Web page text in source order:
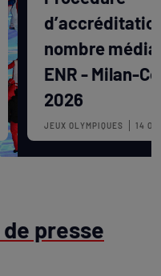
nombre
ENR - Milan-
2026
JEUX OLYMPIQUES 14
presse